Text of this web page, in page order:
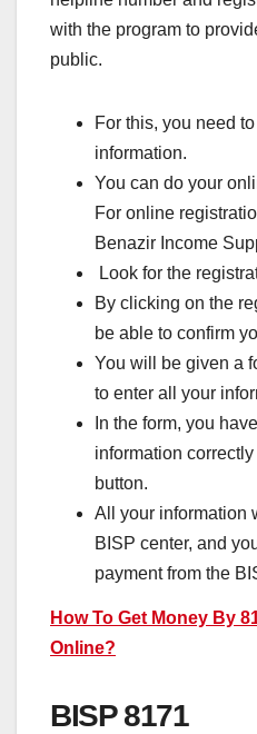
with the program to
public.
For this, you need
information.
You can do your
For online
Benazir Income
Look for the
By clicking on the
be able to confirm
You will be given a
to enter all your
In the form, you
information
button.
All your information
BISP center, and
payment from the
How To Get Money By
Online?
BISP 8171